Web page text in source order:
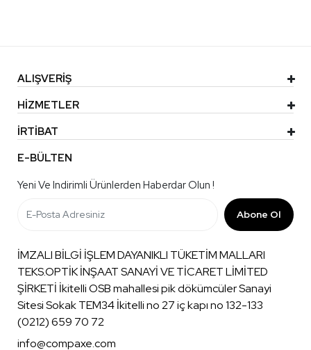
ALIŞVERİŞ
HİZMETLER
İRTİBAT
E-BÜLTEN
Yeni Ve Indirimli Ürünlerden Haberdar Olun !
Abone Ol
İMZALI BİLGİ İŞLEM DAYANIKLI TÜKETİM MALLARI
TEKS.OPTİK İNŞAAT SANAYİ VE TİCARET LİMİTED
ŞİRKETİ İkitelli OSB mahallesi pik dökümcüler Sanayi
Sitesi Sokak TEM34 İkitelli no 27 iç kapı no 132-133
(0212) 659 70 72
info@compaxe.com